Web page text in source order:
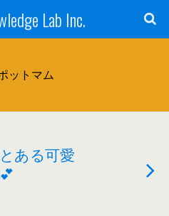
Lab Inc.
ットマム
ある可愛